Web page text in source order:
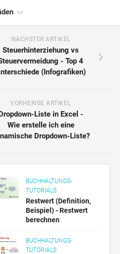
NÄCHSTER ARTIKEL
Steuerhinterziehung vs
- Top 4
(Infografiken)
VORHERIGE ARTIKEL
Liste in Excel -
Wie erstelle ich eine
Dropdown-Liste?
BUCHHALTUNGS-
TUTORIALS
Restwert (Definition,
Beispiel) - Restwert
berechnen
BUCHHALTUNGS-
TUTORIALS